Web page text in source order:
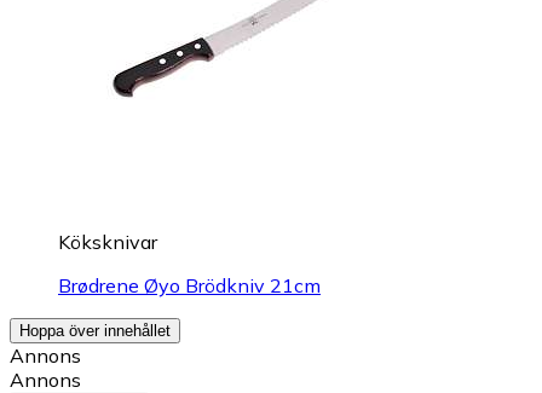
Köksknivar
Brødrene Øyo Brödkniv 21cm
Hoppa över innehållet
Annons
Annons